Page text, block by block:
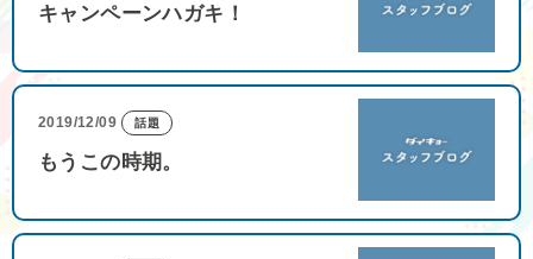
キャンペーンハガキ！
2019/12/09 話題
もうこの時期。